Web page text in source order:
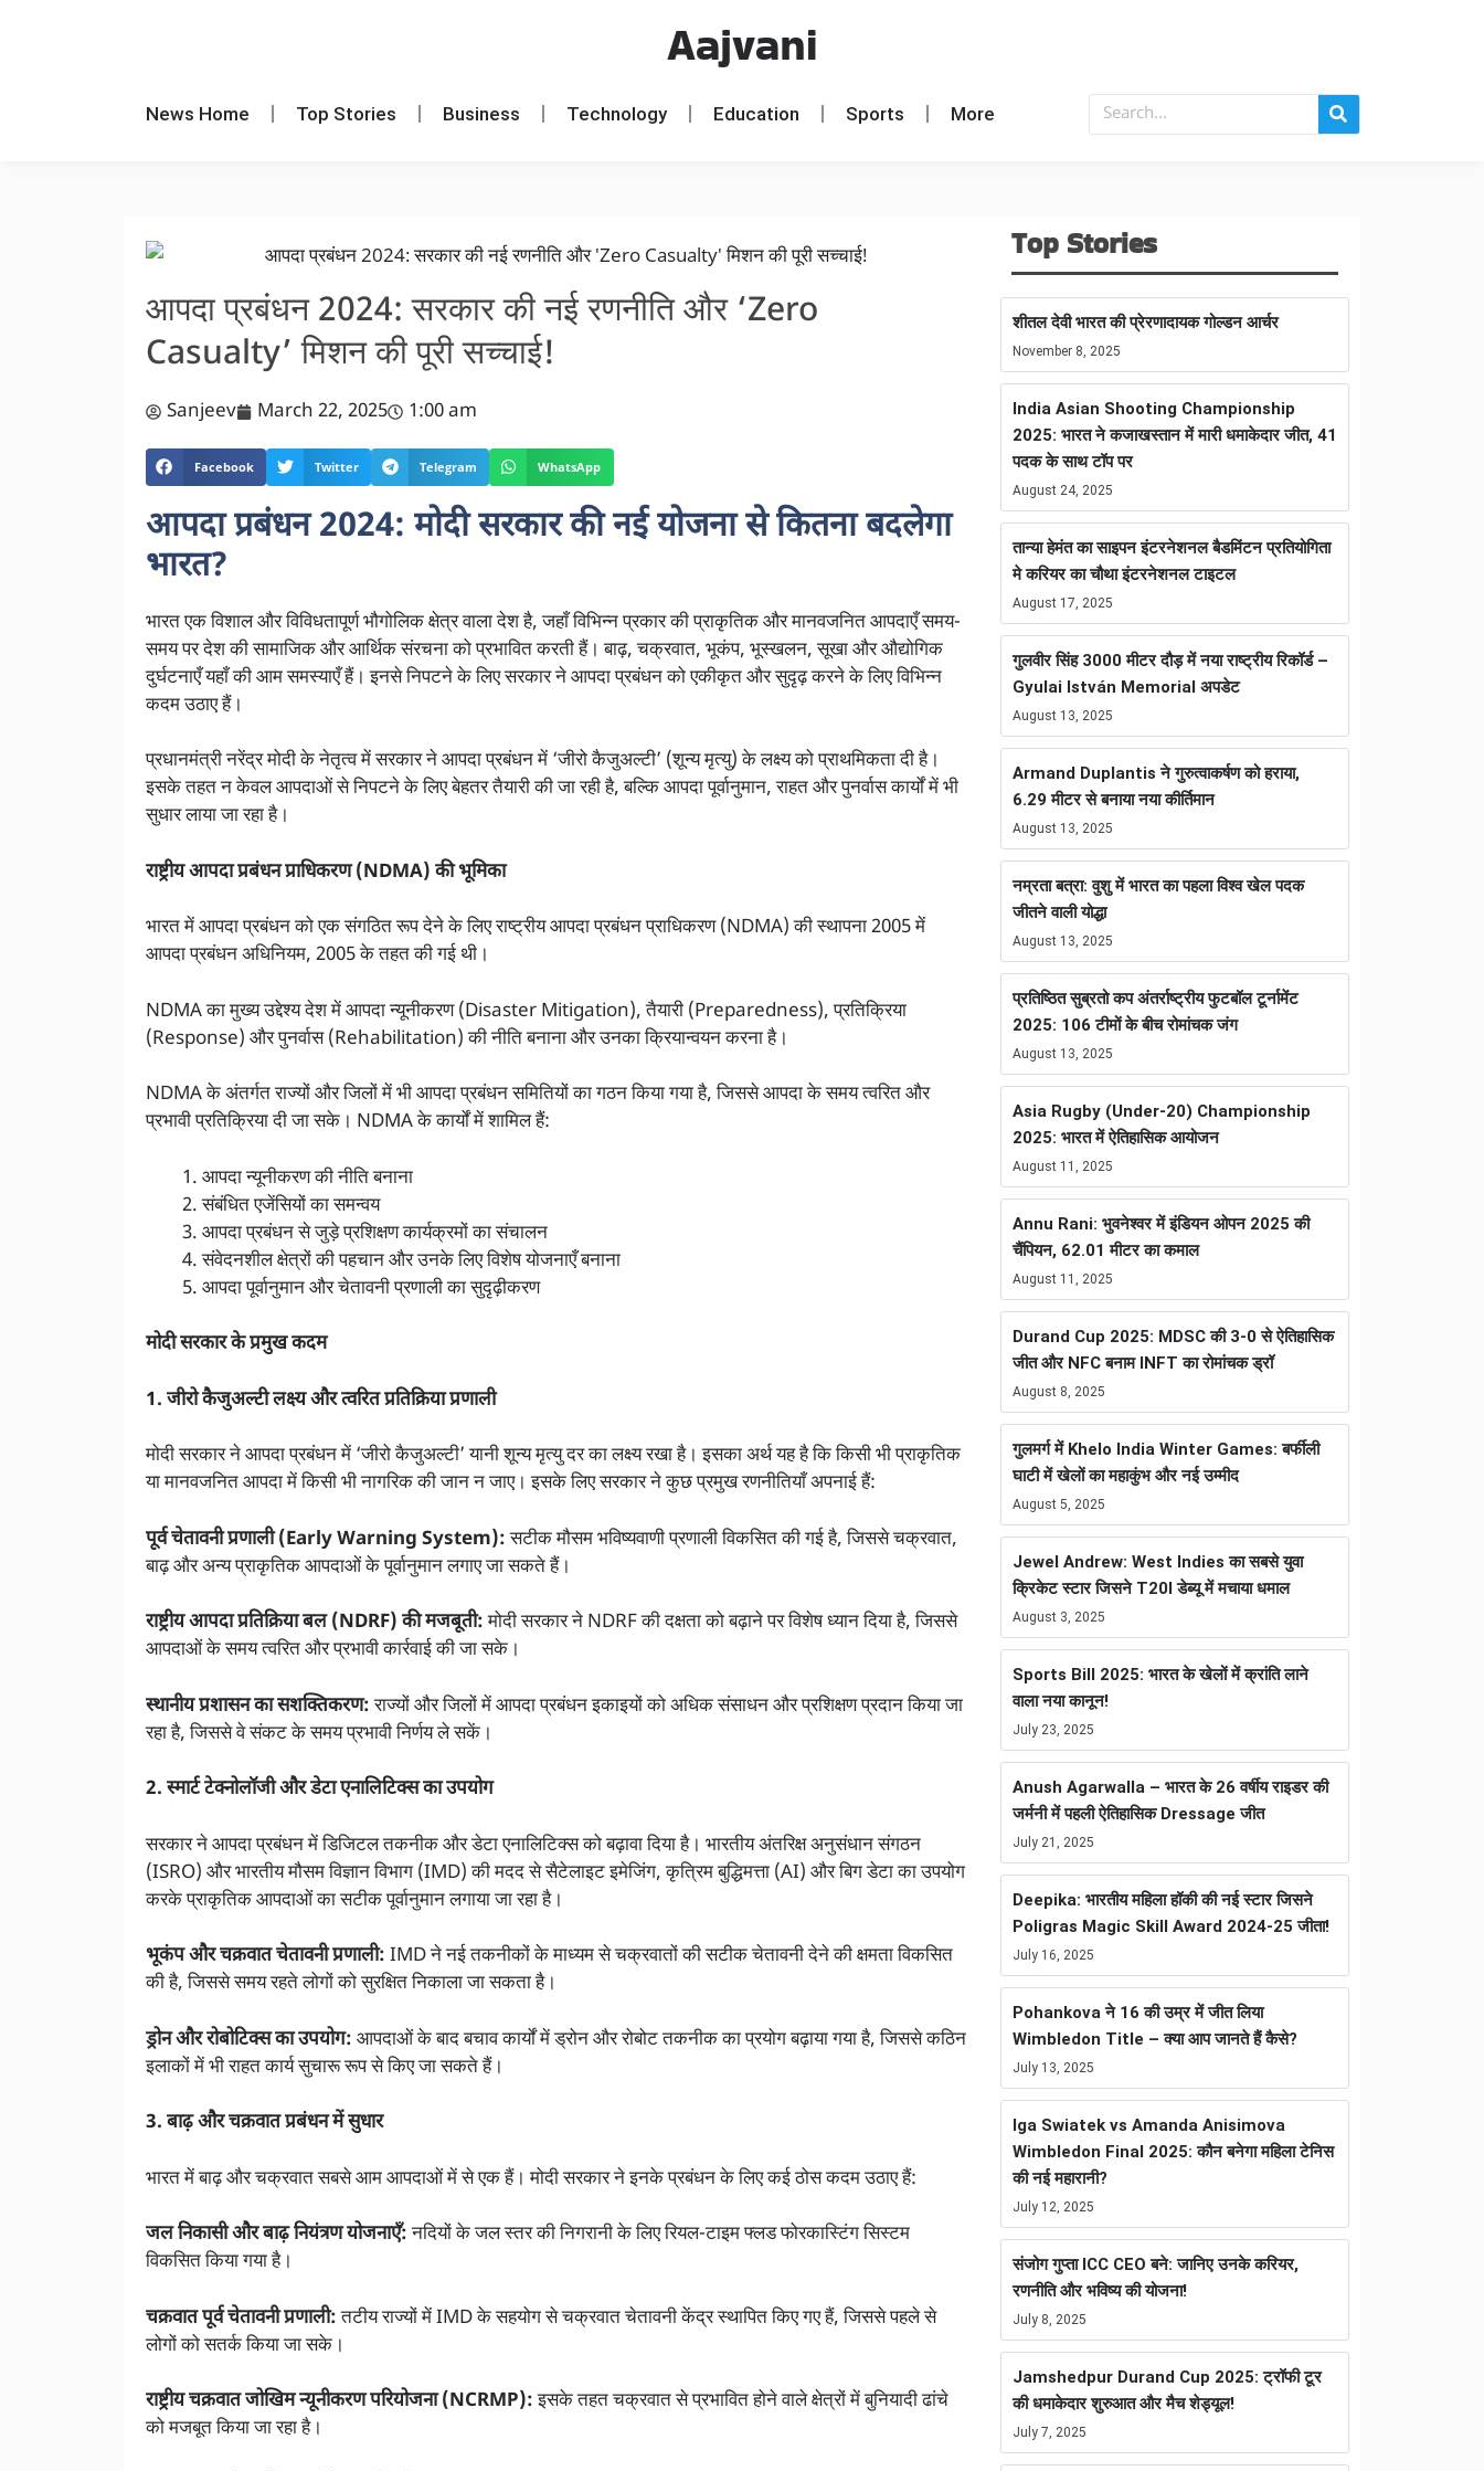
Aajvani
News Home Top Stories Business Technology Education Sports More
आपदा प्रबंधन 2024: सरकार की नई रणनीति और ‘Zero
Casualty’ मिशन की पूरी सच्चाई!
Sanjeev March 22, 2025 1:00 am
Facebook Twitter Telegram WhatsApp
आपदा प्रबंधन 2024: मोदी सरकार की नई योजना से कितना बदलेगा
भारत?
भारत एक विशाल और विविधतापूर्ण भौगोलिक क्षेत्र वाला देश है, जहाँ विभिन्न प्रकार की प्राकृतिक और मानवजनित आपदाएँ समय-
समय पर देश की सामाजिक और आर्थिक संरचना को प्रभावित करती हैं। बाढ़, चक्रवात, भूकंप, भूस्खलन, सूखा और औद्योगिक
दुर्घटनाएँ यहाँ की आम समस्याएँ हैं। इनसे निपटने के लिए सरकार ने आपदा प्रबंधन को एकीकृत और सुदृढ़ करने के लिए विभिन्न
कदम उठाए हैं।
प्रधानमंत्री नरेंद्र मोदी के नेतृत्व में सरकार ने आपदा प्रबंधन में ‘जीरो कैजुअल्टी’ (शून्य मृत्यु) के लक्ष्य को प्राथमिकता दी है।
इसके तहत न केवल आपदाओं से निपटने के लिए बेहतर तैयारी की जा रही है, बल्कि आपदा पूर्वानुमान, राहत और पुनर्वास कार्यों में भी
सुधार लाया जा रहा है।
राष्ट्रीय आपदा प्रबंधन प्राधिकरण (NDMA) की भूमिका
भारत में आपदा प्रबंधन को एक संगठित रूप देने के लिए राष्ट्रीय आपदा प्रबंधन प्राधिकरण (NDMA) की स्थापना 2005 में
आपदा प्रबंधन अधिनियम, 2005 के तहत की गई थी।
NDMA का मुख्य उद्देश्य देश में आपदा न्यूनीकरण (Disaster Mitigation), तैयारी (Preparedness), प्रतिक्रिया
(Response) और पुनर्वास (Rehabilitation) की नीति बनाना और उनका क्रियान्वयन करना है।
NDMA के अंतर्गत राज्यों और जिलों में भी आपदा प्रबंधन समितियों का गठन किया गया है, जिससे आपदा के समय त्वरित और
प्रभावी प्रतिक्रिया दी जा सके। NDMA के कार्यों में शामिल हैं:
आपदा न्यूनीकरण की नीति बनाना
संबंधित एजेंसियों का समन्वय
आपदा प्रबंधन से जुड़े प्रशिक्षण कार्यक्रमों का संचालन
संवेदनशील क्षेत्रों की पहचान और उनके लिए विशेष योजनाएँ बनाना
आपदा पूर्वानुमान और चेतावनी प्रणाली का सुदृढ़ीकरण
मोदी सरकार के प्रमुख कदम
1. जीरो कैजुअल्टी लक्ष्य और त्वरित प्रतिक्रिया प्रणाली
मोदी सरकार ने आपदा प्रबंधन में ‘जीरो कैजुअल्टी’ यानी शून्य मृत्यु दर का लक्ष्य रखा है। इसका अर्थ यह है कि किसी भी प्राकृतिक
या मानवजनित आपदा में किसी भी नागरिक की जान न जाए। इसके लिए सरकार ने कुछ प्रमुख रणनीतियाँ अपनाई हैं:
पूर्व चेतावनी प्रणाली (Early Warning System):सटीक मौसम भविष्यवाणी प्रणाली विकसित की गई है, जिससे चक्रवात,
बाढ़ और अन्य प्राकृतिक आपदाओं के पूर्वानुमान लगाए जा सकते हैं।
राष्ट्रीय आपदा प्रतिक्रिया बल (NDRF) की मजबूती:मोदी सरकार ने NDRF की दक्षता को बढ़ाने पर विशेष ध्यान दिया है, जिससे
आपदाओं के समय त्वरित और प्रभावी कार्रवाई की जा सके।
स्थानीय प्रशासन का सशक्तिकरण:राज्यों और जिलों में आपदा प्रबंधन इकाइयों को अधिक संसाधन और प्रशिक्षण प्रदान किया जा
रहा है, जिससे वे संकट के समय प्रभावी निर्णय ले सकें।
2. स्मार्ट टेक्नोलॉजी और डेटा एनालिटिक्स का उपयोग
सरकार ने आपदा प्रबंधन में डिजिटल तकनीक और डेटा एनालिटिक्स को बढ़ावा दिया है। भारतीय अंतरिक्ष अनुसंधान संगठन
(ISRO) और भारतीय मौसम विज्ञान विभाग (IMD) की मदद से सैटेलाइट इमेजिंग, कृत्रिम बुद्धिमत्ता (AI) और बिग डेटा का उपयोग
करके प्राकृतिक आपदाओं का सटीक पूर्वानुमान लगाया जा रहा है।
भूकंप और चक्रवात चेतावनी प्रणाली: IMD ने नई तकनीकों के माध्यम से चक्रवातों की सटीक चेतावनी देने की क्षमता विकसित
की है, जिससे समय रहते लोगों को सुरक्षित निकाला जा सकता है।
ड्रोन और रोबोटिक्स का उपयोग: आपदाओं के बाद बचाव कार्यों में ड्रोन और रोबोट तकनीक का प्रयोग बढ़ाया गया है, जिससे कठिन
इलाकों में भी राहत कार्य सुचारू रूप से किए जा सकते हैं।
3. बाढ़ और चक्रवात प्रबंधन में सुधार
भारत में बाढ़ और चक्रवात सबसे आम आपदाओं में से एक हैं। मोदी सरकार ने इनके प्रबंधन के लिए कई ठोस कदम उठाए हैं:
जल निकासी और बाढ़ नियंत्रण योजनाएँ:नदियों के जल स्तर की निगरानी के लिए रियल-टाइम फ्लड फोरकास्टिंग सिस्टम
विकसित किया गया है।
चक्रवात पूर्व चेतावनी प्रणाली:तटीय राज्यों में IMD के सहयोग से चक्रवात चेतावनी केंद्र स्थापित किए गए हैं, जिससे पहले से
लोगों को सतर्क किया जा सके।
राष्ट्रीय चक्रवात जोखिम न्यूनीकरण परियोजना (NCRMP):इसके तहत चक्रवात से प्रभावित होने वाले क्षेत्रों में बुनियादी ढांचे
को मजबूत किया जा रहा है।
Top Stories
शीतल देवी भारत की प्रेरणादायक गोल्डन आर्चर
November 8, 2025
India Asian Shooting Championship
2025: भारत ने कजाखस्तान में मारी धमाकेदार जीत, 41
पदक के साथ टॉप पर
August 24, 2025
तान्या हेमंत का साइपन इंटरनेशनल बैडमिंटन प्रतियोगिता
मे करियर का चौथा इंटरनेशनल टाइटल
August 17, 2025
गुलवीर सिंह 3000 मीटर दौड़ में नया राष्ट्रीय रिकॉर्ड –
Gyulai István Memorial अपडेट
August 13, 2025
Armand Duplantis ने गुरुत्वाकर्षण को हराया,
6.29 मीटर से बनाया नया कीर्तिमान
August 13, 2025
नम्रता बत्रा: वुशु में भारत का पहला विश्व खेल पदक
जीतने वाली योद्धा
August 13, 2025
प्रतिष्ठित सुब्रतो कप अंतर्राष्ट्रीय फुटबॉल टूर्नामेंट
2025: 106 टीमों के बीच रोमांचक जंग
August 13, 2025
Asia Rugby (Under-20) Championship
2025: भारत में ऐतिहासिक आयोजन
August 11, 2025
Annu Rani: भुवनेश्वर में इंडियन ओपन 2025 की
चैंपियन, 62.01 मीटर का कमाल
August 11, 2025
Durand Cup 2025: MDSC की 3-0 से ऐतिहासिक
जीत और NFC बनाम INFT का रोमांचक ड्रॉ
August 8, 2025
गुलमर्ग में Khelo India Winter Games: बर्फीली
घाटी में खेलों का महाकुंभ और नई उम्मीद
August 5, 2025
Jewel Andrew: West Indies का सबसे युवा
क्रिकेट स्टार जिसने T20I डेब्यू में मचाया धमाल
August 3, 2025
Sports Bill 2025: भारत के खेलों में क्रांति लाने
वाला नया कानून!
July 23, 2025
Anush Agarwalla – भारत के 26 वर्षीय राइडर की
जर्मनी में पहली ऐतिहासिक Dressage जीत
July 21, 2025
Deepika: भारतीय महिला हॉकी की नई स्टार जिसने
Poligras Magic Skill Award 2024-25 जीता!
July 16, 2025
Pohankova ने 16 की उम्र में जीत लिया
Wimbledon Title – क्या आप जानते हैं कैसे?
July 13, 2025
Iga Swiatek vs Amanda Anisimova
Wimbledon Final 2025: कौन बनेगा महिला टेनिस
की नई महारानी?
July 12, 2025
संजोग गुप्ता ICC CEO बने: जानिए उनके करियर,
रणनीति और भविष्य की योजना!
July 8, 2025
Jamshedpur Durand Cup 2025: ट्रॉफी टूर
की धमाकेदार शुरुआत और मैच शेड्यूल!
July 7, 2025